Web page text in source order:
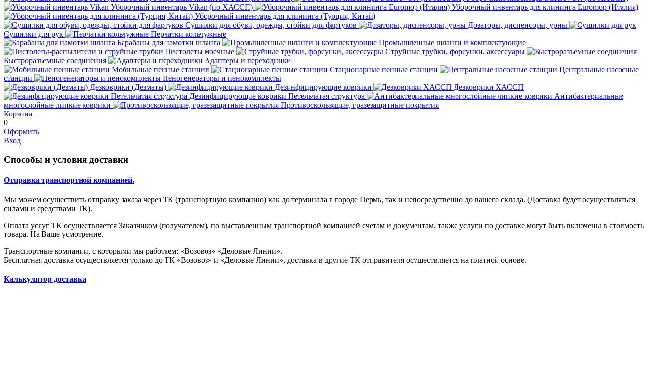
Уборочный инвентарь Vikan (по ХАССП)
Уборочный инвентарь для клининга Euromop (Италия)
Уборочный инвентарь для клининга (Турция, Китай)
Сушилки для обуви, одежды, стойки для фартуков
Дозаторы, диспенсоры, урны
Сушилки для рук
Перчатки кольчужные
Барабаны для намотки шланга
Промышленные шланги и комплектующие
Пистолеты моечные
Струйные трубки, форсунки, аксессуары
Быстроразъемные соединения
Адаптеры и переходники
Мобильные пенные станции
Стационарные пенные станции
Центральные насосные
станции
Пеногенераторы и пенокомплекты
Дезковрики (Дезматы)
Дезинфицирующие коврики
Дезковрики ХАССП
Дезинфицирующие коврики Петельчатая структура
Антибактериальные
многослойные липкие коврики
Противоскользящие, гразезащитные покрытия
Корзина
0
Оформить
Вход
Способы и условия доставки
Отправка транспортной компанией.
Мы можем осуществить отправку заказа через ТК (транспортную компанию) как до терминала в городе Пермь, так и непосредственно до вашего склада. (Доставка будет осуществляться
силами и средствами ТК).
Оплата услуг ТК осуществляется Заказчиком (получателем), по выставленным транспортной компанией счетам и документам, также услуги по доставке могут быть включены в стоимость
товара. На Ваше усмотрение.
Транспортные компании, с которыми мы работаем: «Возовоз» «Деловые Линии».
Бесплатная доставка осуществляется только до ТК «Возовоз» и «Деловые Линии», доставка в другие ТК отправителя осуществляется на платной основе.
Калькулятор доставки